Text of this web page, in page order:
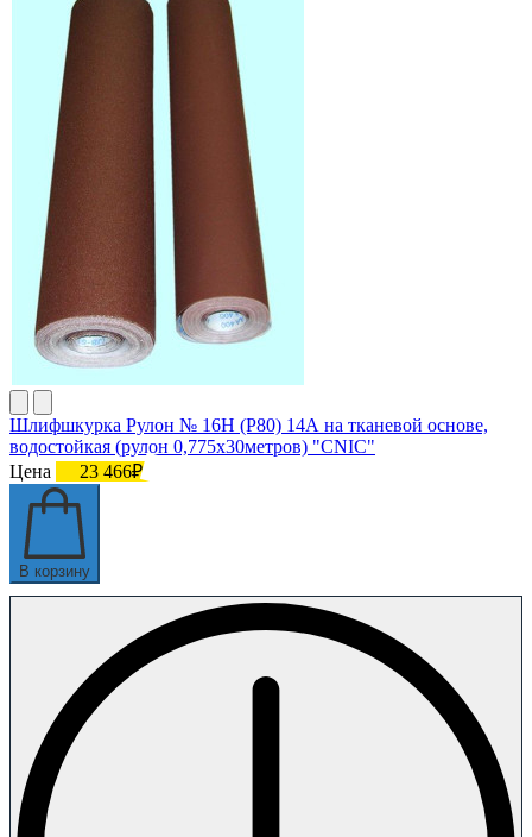
Шлифшкурка Рулон № 16Н (P80) 14А на тканевой основе,
водостойкая (рулон 0,775х30метров) "CNIC"
Цена
23 466₽
В корзину